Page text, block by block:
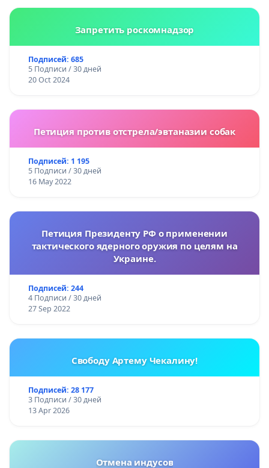
Запретить роскомнадзор
Подписей: 685
5 Подписи / 30 дней
20 Oct 2024
Петиция против отстрела/эвтаназии собак
Подписей: 1 195
5 Подписи / 30 дней
16 May 2022
Петиция Президенту РФ о применении
тактического ядерного оружия по целям на
Украине.
Подписей: 244
4 Подписи / 30 дней
27 Sep 2022
Свободу Артему Чекалину!
Подписей: 28 177
3 Подписи / 30 дней
13 Apr 2026
Отмена индусов